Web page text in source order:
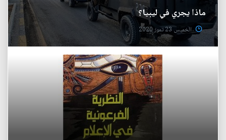
ماذا يجري في ليبيا؟
الخميس 23 تموز 2020